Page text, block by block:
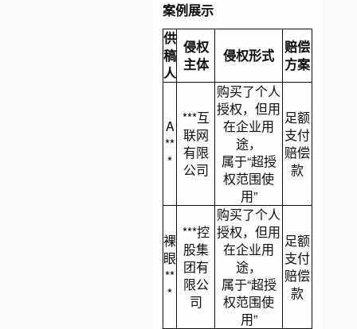
案例展示
供
稿
人
侵权
主体
侵权形式
赔偿
方案
A
**
*
***互
联网
有限
公司
购买了个人
授权，但用
在企业用
途，
属于“超授
权范围使
用”
足额
支付
赔偿
款
裸
眼
**
*
***控
股集
团有
限公
司
购买了个人
授权，但用
在企业用
途，
属于“超授
权范围使
用”
足额
支付
赔偿
款